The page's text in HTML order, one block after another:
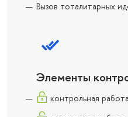
Вызов тоталитарных
Элементы
контрольная работа